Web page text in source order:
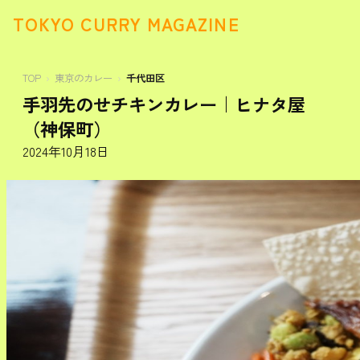
TOKYO CURRY MAGAZINE
TOP 東京のカレー 千代田区
手羽先のせチキンカレー｜ヒナタ屋
（神保町）
2024年10月18日